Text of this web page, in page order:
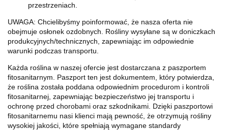
przestrzeniach.
UWAGA: Chcielibyśmy poinformować, że nasza oferta nie
obejmuje osłonek ozdobnych. Rośliny wysyłane są w doniczkach
produkcyjnych/technicznych, zapewniając im odpowiednie
warunki podczas transportu.
Każda roślina w naszej ofercie jest dostarczana z paszportem
fitosanitarnym. Paszport ten jest dokumentem, który potwierdza,
że roślina została poddana odpowiednim procedurom i kontroli
fitosanitarnej, zapewniając bezpieczeństwo jej transportu i
ochronę przed chorobami oraz szkodnikami. Dzięki paszportowi
fitosanitarnemu nasi klienci mają pewność, że otrzymują rośliny
wysokiej jakości, które spełniają wymagane standardy